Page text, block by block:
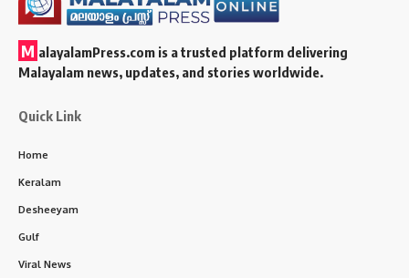
M alayalamPress.com is a trusted platform delivering
Malayalam news, updates, and stories worldwide.
Quick Link
Home
Keralam
Desheeyam
Gulf
Viral News